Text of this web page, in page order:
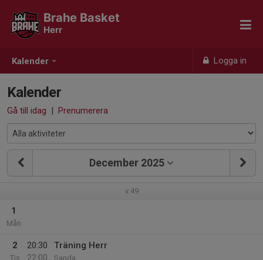
Kalender Logga in
Brahe Basket
Herr
Kalender
Gå till idag | Prenumerera
December 2025
v.49
1
Mån
2
Tis
20:30
22:00
Träning Herr
Sanda